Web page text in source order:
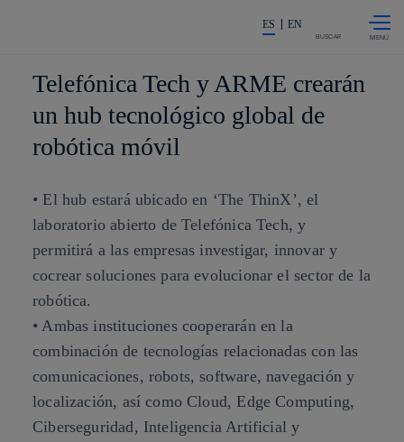
La acción en accionistas e
ES EN
BUSCAR
Telefónica Tech y ARME crearán
un hub tecnológico global de
robótica móvil
• El hub estará ubicado en ‘The ThinX’, el
laboratorio abierto de Telefónica Tech, y
permitirá a las empresas investigar, innovar y
cocrear soluciones para evolucionar el sector de la
robótica.
• Ambas instituciones cooperarán en la
combinación de tecnologías relacionadas con las
comunicaciones, robots, software, navegación y
localización, así como Cloud, Edge Computing,
Ciberseguridad, Inteligencia Artificial y